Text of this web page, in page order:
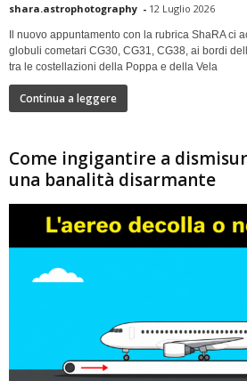
shara.astrophotography - 12 Luglio 2026
Il nuovo appuntamento con la rubrica ShaRA ci
globuli cometari CG30, CG31, CG38, ai bordi
tra le costellazioni della Poppa e della Vela
Continua a leggere
Come ingigantire a
una banalità disarmante